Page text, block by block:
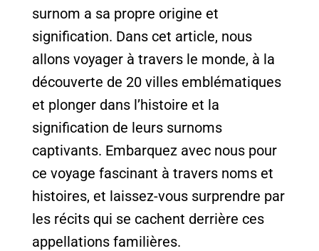
surnom a sa propre origine et
signification. Dans cet article, nous
allons voyager à travers le monde, à la
découverte de 20 villes emblématiques
et plonger dans l’histoire et la
signification de leurs surnoms
captivants. Embarquez avec nous pour
ce voyage fascinant à travers noms et
histoires, et laissez-vous surprendre par
les récits qui se cachent derrière ces
appellations familières.